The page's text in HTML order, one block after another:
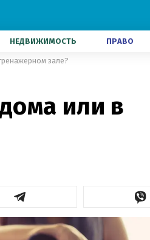
НЕДВИЖИМОСТЬ ПРАВО
зале?
или в